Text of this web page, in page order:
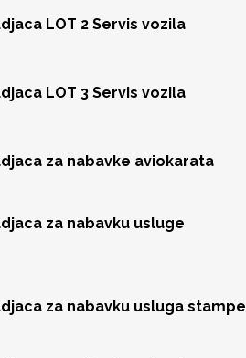
LOT 2 Servis vozila
LOT 3 Servis vozila
za nabavke aviokarata
za nabavku usluge
za nabavku usluga stampe